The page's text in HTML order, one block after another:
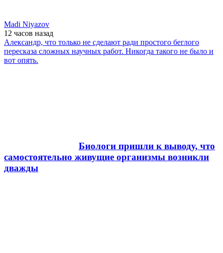
Madi Niyazov
12 часов назад
Александр, что только не сделают ради простого беглого
пересказа сложных научных работ. Никогда такого не было и
вот опять.
Биологи пришли к выводу, что
самостоятельно живущие организмы возникли
дважды